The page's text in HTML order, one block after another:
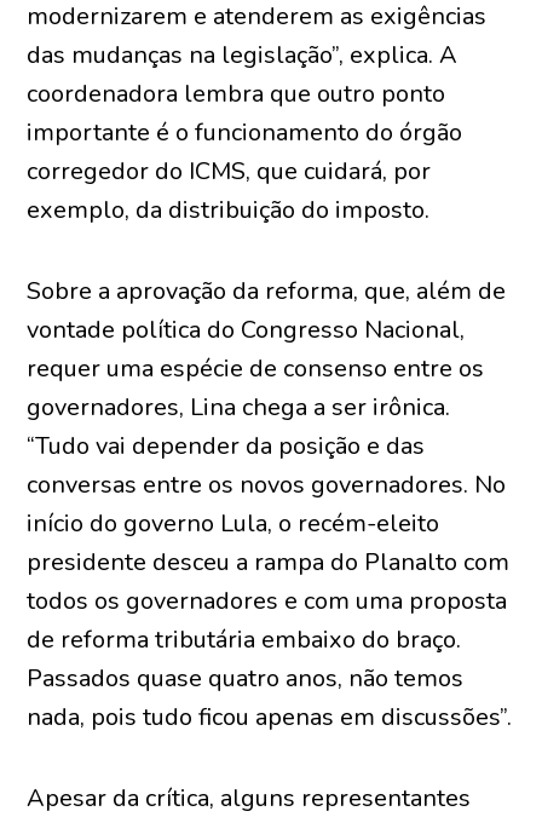
modernizarem e atenderem as exigências
das mudanças na legislação”, explica. A
coordenadora lembra que outro ponto
importante é o funcionamento do órgão
corregedor do ICMS, que cuidará, por
exemplo, da distribuição do imposto.
Sobre a aprovação da reforma, que, além de
vontade política do Congresso Nacional,
requer uma espécie de consenso entre os
governadores, Lina chega a ser irônica.
“Tudo vai depender da posição e das
conversas entre os novos governadores. No
início do governo Lula, o recém-eleito
presidente desceu a rampa do Planalto com
todos os governadores e com uma proposta
de reforma tributária embaixo do braço.
Passados quase quatro anos, não temos
nada, pois tudo ficou apenas em discussões”.
Apesar da crítica, alguns representantes